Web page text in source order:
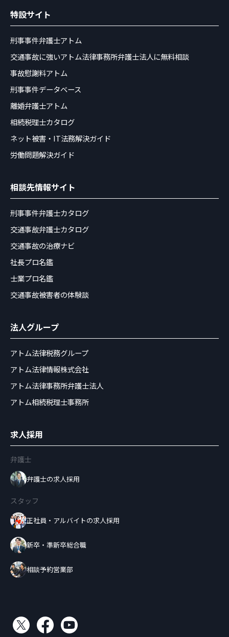
特設サイト
刑事事件弁護士アトム
交通事故に強いアトム法律事務所弁護士法人に無料相談
事故慰謝料アトム
刑事事件データベース
離婚弁護士アトム
相続税理士カタログ
ネット被害・IT法務解決ガイド
労働問題解決ガイド
相談先情報サイト
刑事事件弁護士カタログ
交通事故弁護士カタログ
交通事故の治療ナビ
社長プロ名鑑
士業プロ名鑑
交通事故被害者の体験談
法人グループ
アトム法律税務グループ
アトム法律情報株式会社
アトム法律事務所弁護士法人
アトム相続税理士事務所
求人採用
弁護士
弁護士の求人採用
スタッフ
正社員・アルバイトの求人採用
新卒・準新卒総合職
相談予約営業部